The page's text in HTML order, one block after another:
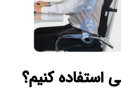
استفاده کنیم؟